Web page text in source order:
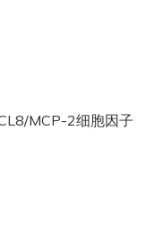
MCP-2细胞因子